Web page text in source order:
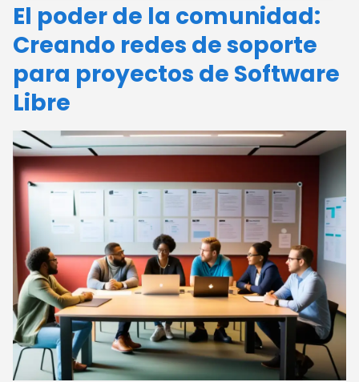
El poder de la comunidad:
Creando redes de soporte
para proyectos de Software
Libre